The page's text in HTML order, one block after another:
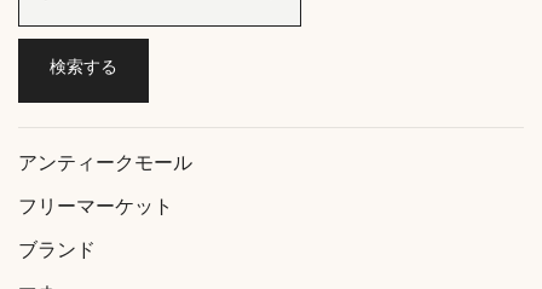
アンティークモール
フリーマーケット
ブランド